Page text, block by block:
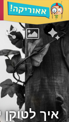
איך